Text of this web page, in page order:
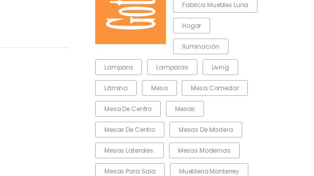
Fabrica Muebles Luna
Hogar
Iluminación
Lampara Lamparas Living
Lámina Mesa Mesa Comedor
Mesa De Centro Mesas
Mesas De Centro Mesas De Madera
Mesas Laterales. Mesas Modernas
Mesas Para Sala Muebleria Monterrey